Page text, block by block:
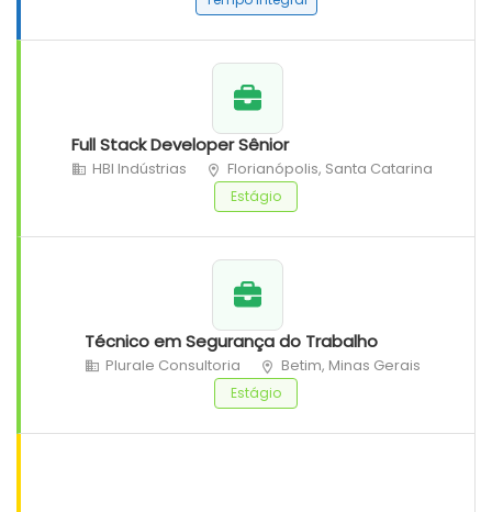
Full Stack Developer Sênior
HBI Indústrias Florianópolis, Santa Catarina
Estágio
Técnico em Segurança do Trabalho
Plurale Consultoria Betim, Minas Gerais
Estágio